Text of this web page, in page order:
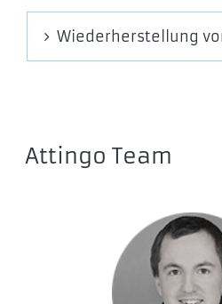
Wiederherstellung
Attingo Team